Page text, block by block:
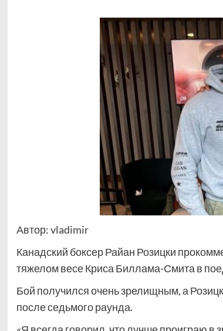
Автор: vladimir
Канадский боксер Райан Розицки
тяжелом весе Криса Биллама-Смита в
Бой получился очень зрелищным, а
после седьмого раунда.